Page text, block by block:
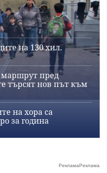
на 130 хил.
маршрут пред
търсят нов път към
на хора са
за година